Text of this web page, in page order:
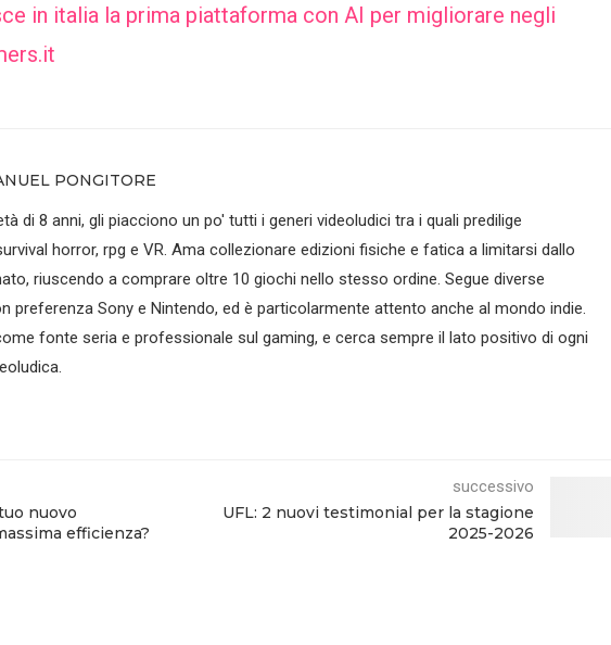
in italia la prima piattaforma con AI per migliorare negli
PONGITORE
di 8 anni, gli piacciono un po' tutti i generi videoludici tra i quali predilige
horror, rpg e VR. Ama collezionare edizioni fisiche e fatica a limitarsi dallo
riuscendo a comprare oltre 10 giochi nello stesso ordine. Segue diverse
preferenza Sony e Nintendo, ed è particolarmente attento anche al mondo indie.
fonte seria e professionale sul gaming, e cerca sempre il lato positivo di ogni
nuovo
efficienza?
successivo
UFL: 2 nuovi testimonial per la stagione
2025-2026